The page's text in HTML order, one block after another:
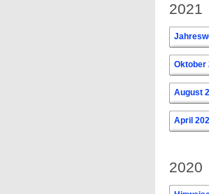
2021
Oktober
August
April
2020